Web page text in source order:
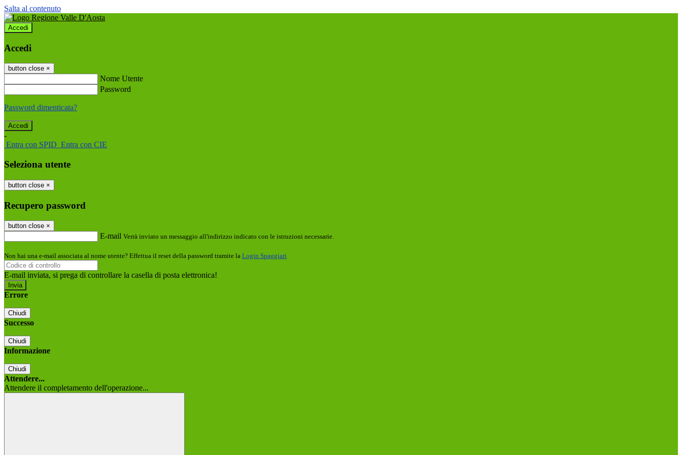
Salta al contenuto
Accedi
Accedi
button close ×
Nome Utente
Password
Password dimenticata?
-
Entra con SPID Entra con CIE
Seleziona utente
button close ×
Recupero password
button close ×
E-mail Verrà inviato un messaggio all'indirizzo indicato con le istruzioni necessarie.
Non hai una e-mail associata al nome utente? Effettua il reset della password tramite la Login Spaggiari
E-mail inviata, si prega di controllare la casella di posta elettronica!
Errore
Chiudi
Successo
Chiudi
Informazione
Chiudi
Attendere...
Attendere il completamento dell'operazione...